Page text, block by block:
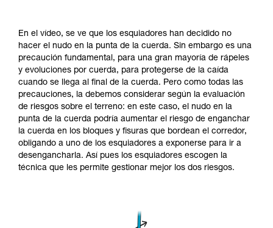
En el vídeo, se ve que los esquiadores han decidido no
hacer el nudo en la punta de la cuerda. Sin embargo es una
precaución fundamental, para una gran mayoría de rápeles
y evoluciones por cuerda, para protegerse de la caída
cuando se llega al final de la cuerda. Pero como todas las
precauciones, la debemos considerar según la evaluación
de riesgos sobre el terreno: en este caso, el nudo en la
punta de la cuerda podría aumentar el riesgo de enganchar
la cuerda en los bloques y fisuras que bordean el corredor,
obligando a uno de los esquiadores a exponerse para ir a
desengancharla. Así pues los esquiadores escogen la
técnica que les permite gestionar mejor los dos riesgos.